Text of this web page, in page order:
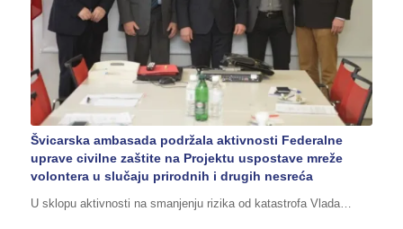
Švicarska ambasada podržala aktivnosti Federalne
uprave civilne zaštite na Projektu uspostave mreže
volontera u slučaju prirodnih i drugih nesreća
U sklopu aktivnosti na smanjenju rizika od katastrofa Vlada…